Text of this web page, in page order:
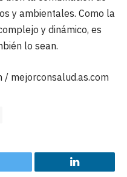
y ambientales. Como la
y dinámico, es
lo sean.
/ mejorconsalud.as.com
LinkedIn